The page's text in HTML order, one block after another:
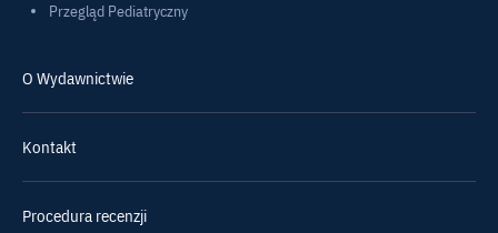
Przegląd Pediatryczny
O Wydawnictwie
Kontakt
Procedura recenzji